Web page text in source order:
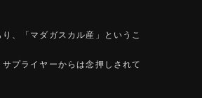
、「マダガスカル産」というこ
プライヤーからは念押しされて